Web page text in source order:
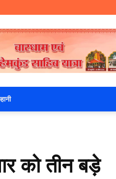
को तीन बड़े